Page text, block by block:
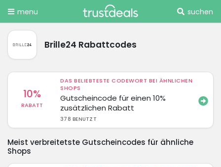
menu suchen
Brille24 Rabattcodes
10%
RABATT
DAS BELIEBTESTE CODEWORT BEI ÄHNLICHEN
SHOPS
Gutscheincode für einen 10%
zusätzlichen Rabatt
378 BENUTZT
Meist verbreitetste Gutscheincodes für ähnliche
Shops